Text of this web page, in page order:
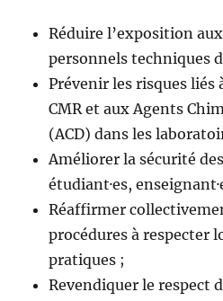
Réduire l’exposition
personnels techniques
Prévenir les risques liés
CMR et aux Agents
(ACD) dans les
Améliorer la sécurité
étudiant·es,
Réaffirmer
procédures à respecter
pratiques ;
Revendiquer le respect